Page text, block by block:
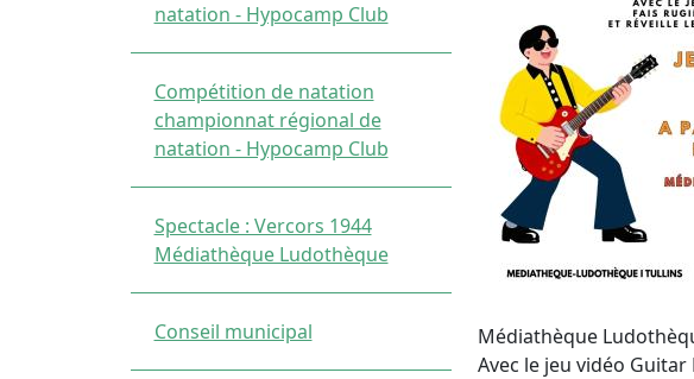
natation - Hypocamp Club
Compétition de natation
championnat régional de
natation - Hypocamp Club
Spectacle : Vercors 1944
Médiathèque Ludothèque
Conseil municipal
Médiathèque
Avec le jeu vidéo